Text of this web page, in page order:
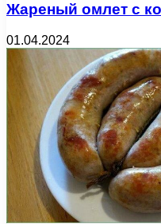
Жареный омлет с
01.04.2024